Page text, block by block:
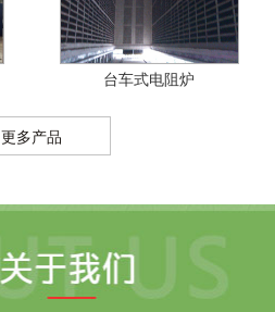
台车式电阻炉
更多产品